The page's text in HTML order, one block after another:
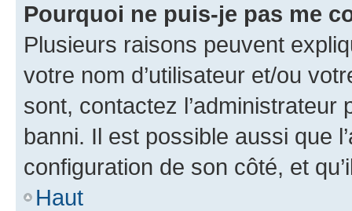
Pourquoi ne puis-je pas me
Plusieurs raisons peuvent
votre nom d’utilisateur et/ou
sont, contactez l’administrateur
banni. Il est possible aussi que
configuration de son côté, et
Haut